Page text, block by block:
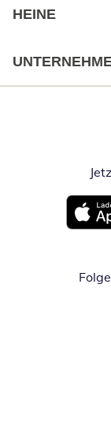
HEINE
Öffnet